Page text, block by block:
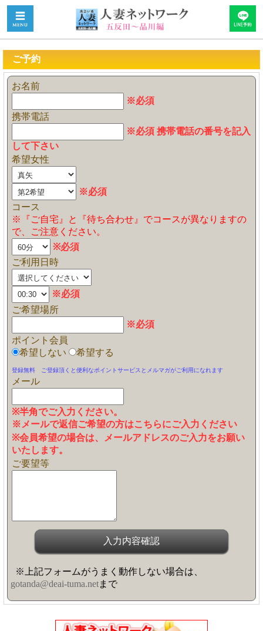
ご予約
お名前
※必須
携帯電話
※必須 携帯電話の番号を記入
して下さい
希望女性
※必須
コース
※『ご自宅』と『待ち合わせ』でコースが異なりますの
で、ご注意ください。
※必須
ご利用日時
※必須
ご希望場所
※必須
ポイント会員
希望しない
希望する
登録無料 ご登録頂くと便利なポイントサービスとメルマガがご利用になれます
メール
※半角でご入力ください。
※メールで返信ご希望の方はこちらにご入力ください
※会員希望の場合は、メールアドレスのご入力をお願い
いたします。
ご要望等
※上記フォームがうまく動作しない場合は、
gotanda@deai-tuma.netまで